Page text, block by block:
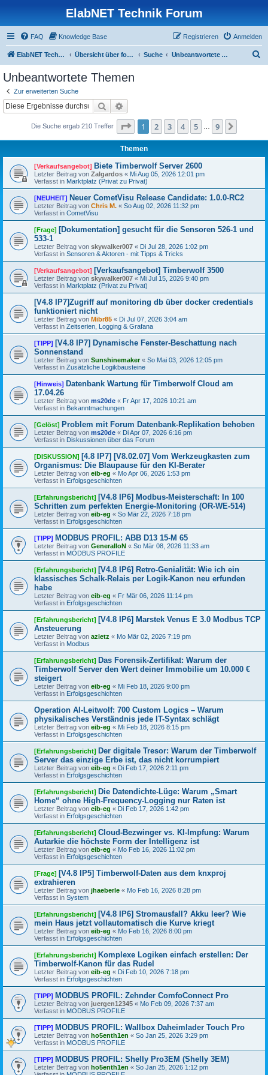
ElabNET Technik Forum
FAQ Knowledge Base Anmelden
Registrieren
ElabNET Technik Forum Übersicht über forum.timberwolf.io Suche Unbeantwortete Themen
Unbeantwortete Themen
Zur erweiterten Suche
Suche
Die Suche ergab 210 Treffer Seite 1von
1 2 3 4 5 9
Themen
[Verkaufsangebot] Biete Timberwolf Server 2600
Letzter Beitrag von Zalgardos « Mi Aug 05, 2026 12:01 pm
Verfasst in Marktplatz (Privat zu Privat)
[NEUHEIT] Neuer CometVisu Release Candidate: 1.0.0-RC2
Letzter Beitrag von Chris M. « So Aug 02, 2026 11:32 pm
Verfasst in CometVisu
[Frage] [Dokumentation] gesucht für die Sensoren 526-1 und
533-1
Letzter Beitrag von skywalker007 « Di Jul 28, 2026 1:02 pm
Verfasst in Sensoren & Aktoren - mit Tipps & Tricks
[Verkaufsangebot] [Verkaufsangebot] Timberwolf 3500
Letzter Beitrag von skywalker007 « Mi Jul 15, 2026 9:40 pm
Verfasst in Marktplatz (Privat zu Privat)
[V4.8 IP7]Zugriff auf monitoring db über docker credentials
funktioniert nicht
Letzter Beitrag von Mibr85 « Di Jul 07, 2026 3:04 am
Verfasst in Zeitserien, Logging & Grafana
[TIPP] [V4.8 IP7] Dynamische Fenster-Beschattung nach
Sonnenstand
Letzter Beitrag von Sunshinemaker« So Mai 03, 2026 12:05 pm
Verfasst in Zusätzliche Logikbausteine
[Hinweis] Datenbank Wartung für Timberwolf Cloud am
17.04.26
Letzter Beitrag von ms20de « Fr Apr 17, 2026 10:21 am
Verfasst in Bekanntmachungen
[Gelöst] Problem mit Forum Datenbank-Replikation behoben
Letzter Beitrag von ms20de « Di Apr 07, 2026 6:16 pm
Verfasst in Diskussionen über das Forum
[DISKUSSION] [4.8 IP7] [V8.02.07] Vom Werkzeugkasten zum
Organismus: Die Blaupause für den KI-Berater
Letzter Beitrag von eib-eg « Mo Apr 06, 2026 1:53 pm
Verfasst in Erfolgsgeschichten
[Erfahrungsbericht] [V4.8 IP6] Modbus-Meisterschaft: In 100
Schritten zum perfekten Energie-Monitoring (OR-WE-514)
Letzter Beitrag von eib-eg « So Mär 22, 2026 7:18 pm
Verfasst in Erfolgsgeschichten
[TIPP] MODBUS PROFIL: ABB D13 15-M 65
Letzter Beitrag von GeneralIoN « So Mär 08, 2026 11:33 am
Verfasst in MODBUS PROFILE
[Erfahrungsbericht] [V4.8 IP6] Retro-Genialität: Wie ich ein
klassisches Schalk-Relais per Logik-Kanon neu erfunden
habe
Letzter Beitrag von eib-eg « Fr Mär 06, 2026 11:14 pm
Verfasst in Erfolgsgeschichten
[Erfahrungsbericht] [V4.8 IP6] Marstek Venus E 3.0 Modbus TCP
Ansteuerung
Letzter Beitrag von azietz « Mo Mär 02, 2026 7:19 pm
Verfasst in Modbus
[Erfahrungsbericht] Das Forensik-Zertifikat: Warum der
Timberwolf Server den Wert deiner Immobilie um 10.000 €
steigert
Letzter Beitrag von eib-eg « Mi Feb 18, 2026 9:00 pm
Verfasst in Erfolgsgeschichten
Operation AI-Leitwolf: 700 Custom Logics – Warum
physikalisches Verständnis jede IT-Syntax schlägt
Letzter Beitrag von eib-eg « Mi Feb 18, 2026 8:15 pm
Verfasst in Erfolgsgeschichten
[Erfahrungsbericht] Der digitale Tresor: Warum der Timberwolf
Server das einzige Erbe ist, das nicht korrumpiert
Letzter Beitrag von eib-eg « Di Feb 17, 2026 2:11 pm
Verfasst in Erfolgsgeschichten
[Erfahrungsbericht] Die Datendichte-Lüge: Warum „Smart
Home“ ohne High-Frequency-Logging nur Raten ist
Letzter Beitrag von eib-eg « Di Feb 17, 2026 1:42 pm
Verfasst in Erfolgsgeschichten
[Erfahrungsbericht] Cloud-Bezwinger vs. KI-Impfung: Warum
Autarkie die höchste Form der Intelligenz ist
Letzter Beitrag von eib-eg « Mo Feb 16, 2026 11:02 pm
Verfasst in Erfolgsgeschichten
[Frage] [V4.8 IP5] Timberwolf-Daten aus dem knxproj
extrahieren
Letzter Beitrag von jhaeberle « Mo Feb 16, 2026 8:28 pm
Verfasst in System
[Erfahrungsbericht] [V4.8 IP6] Stromausfall? Akku leer? Wie
mein Haus jetzt vollautomatisch die Kurve kriegt
Letzter Beitrag von eib-eg « Mo Feb 16, 2026 8:00 pm
Verfasst in Erfolgsgeschichten
[Erfahrungsbericht] Komplexe Logiken einfach erstellen: Der
Timberwolf-Kanon für das Rudel
Letzter Beitrag von eib-eg « Di Feb 10, 2026 7:18 pm
Verfasst in Erfolgsgeschichten
[TIPP] MODBUS PROFIL: Zehnder ComfoConnect Pro
Letzter Beitrag von juergen12345 « Mo Feb 09, 2026 7:37 am
Verfasst in MODBUS PROFILE
[TIPP] MODBUS PROFIL: Wallbox Daheimlader Touch Pro
Letzter Beitrag von ho5enth1en « So Jan 25, 2026 3:29 pm
Verfasst in MODBUS PROFILE
[TIPP] MODBUS PROFIL: Shelly Pro3EM (Shelly 3EM)
Letzter Beitrag von ho5enth1en « So Jan 25, 2026 1:12 pm